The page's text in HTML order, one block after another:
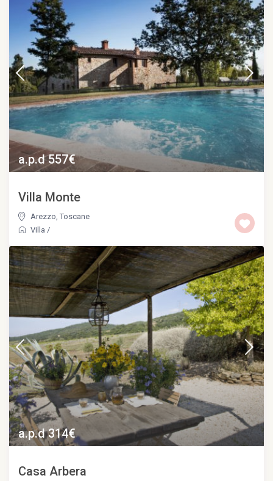
a.p.d 557€
Villa Monte
Arezzo ,Toscane
Villa /
a.p.d 314€
Casa Arbera